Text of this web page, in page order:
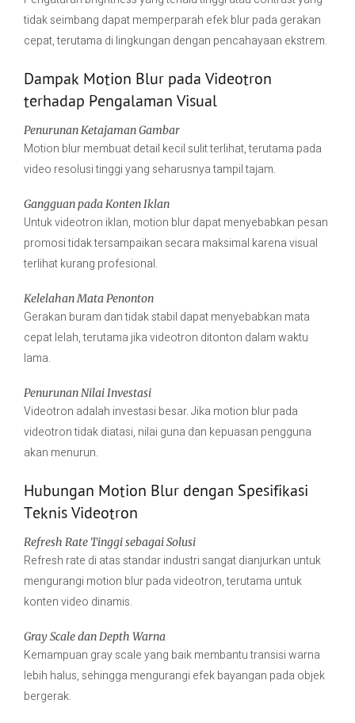
tidak seimbang dapat memperparah efek blur pada gerakan
cepat, terutama di lingkungan dengan pencahayaan ekstrem.
Dampak Motion Blur pada Videotron
terhadap Pengalaman Visual
Penurunan Ketajaman Gambar
Motion blur membuat detail kecil sulit terlihat, terutama pada
video resolusi tinggi yang seharusnya tampil tajam.
Gangguan pada Konten Iklan
Untuk videotron iklan, motion blur dapat menyebabkan pesan
promosi tidak tersampaikan secara maksimal karena visual
terlihat kurang profesional.
Kelelahan Mata Penonton
Gerakan buram dan tidak stabil dapat menyebabkan mata
cepat lelah, terutama jika videotron ditonton dalam waktu
lama.
Penurunan Nilai Investasi
Videotron adalah investasi besar. Jika motion blur pada
videotron tidak diatasi, nilai guna dan kepuasan pengguna
akan menurun.
Hubungan Motion Blur dengan Spesifikasi
Teknis Videotron
Refresh Rate Tinggi sebagai Solusi
Refresh rate di atas standar industri sangat dianjurkan untuk
mengurangi motion blur pada videotron, terutama untuk
konten video dinamis.
Gray Scale dan Depth Warna
Kemampuan gray scale yang baik membantu transisi warna
lebih halus, sehingga mengurangi efek bayangan pada objek
bergerak.